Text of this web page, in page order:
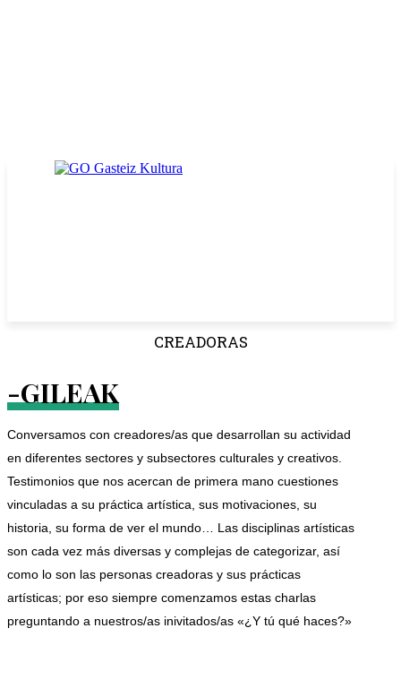
CREADORAS
-GILEAK
Conversamos con creadores/as que desarrollan su actividad
en diferentes sectores y subsectores culturales y creativos.
Testimonios que nos acercan de primera mano cuestiones
vinculadas a su práctica artística, sus motivaciones, su
historia, su forma de ver el mundo… Las disciplinas artísticas
son cada vez más diversas y complejas de categorizar, así
como lo son las personas creadoras y sus prácticas
artísticas; por eso siempre comenzamos estas charlas
preguntando a nuestros/as inivitados/as «¿Y tú qué haces?»